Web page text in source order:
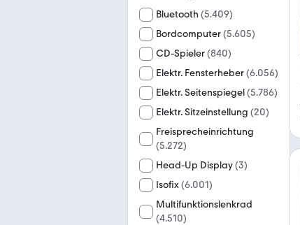
Bluetooth (5.409)
Bordcomputer(5.605)
CD-Spieler(840)
Elektr. Fensterheber(6.056)
Elektr. Seitenspiegel(5.786)
Elektr. Sitzeinstellung (20)
Freisprecheinrichtung
(5.272)
Head-Up Display(3)
Isofix(6.001)
Multifunktionslenkrad
(4.510)